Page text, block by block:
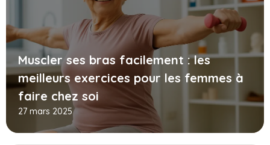
Muscler ses bras facilement : les
meilleurs exercices pour les femmes à
faire chez soi
27 mars 2025